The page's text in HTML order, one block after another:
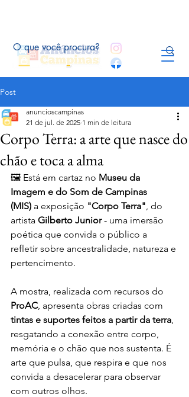
Post
Corpo Terra: a arte que nasce do
chão e toca a alma
anuncioscampinas
21 de jul. de 2025 1 min de leitura
🖼️ Está em cartaz no Museu da
Imagem e do Som de Campinas
(MIS) a exposição "Corpo Terra", do
artista Gilberto Junior - uma imersão
poética que convida o público a
refletir sobre ancestralidade, natureza e
pertencimento.
A mostra, realizada com recursos do
ProAC, apresenta obras criadas com
tintas e suportes feitos a partir da terra,
resgatando a conexão entre corpo,
memória e o chão que nos sustenta. É
arte que pulsa, que respira e que nos
convida a desacelerar para observar
com outros olhos.